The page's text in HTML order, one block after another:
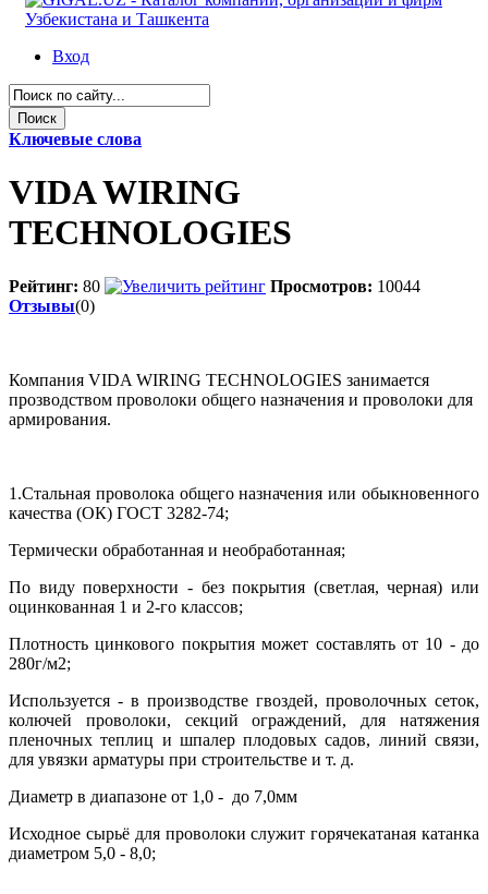
Вход
Ключевые слова
VIDA WIRING
TECHNOLOGIES
Рейтинг: 80 Просмотров: 10044
Отзывы(0)
Компания VIDA WIRING TECHNOLOGIES занимается
прозводством проволоки общего назначения и проволоки для
армирования.
1.Стальная проволока общего назначения или обыкновенного
качества (ОК) ГОСТ 3282-74;
Термически обработанная и необработанная;
По виду поверхности - без покрытия (светлая, черная) или
оцинкованная 1 и 2-го классов;
Плотность цинкового покрытия может составлять от 10 - до
280г/м2;
Используется - в производстве гвоздей, проволочных сеток,
колючей проволоки, секций ограждений, для натяжения
пленочных теплиц и шпалер плодовых садов, линий связи,
для увязки арматуры при строительстве и т. д.
Диаметр в диапазоне от 1,0 - до 7,0мм
Исходное сырьё для проволоки служит горячекатаная катанка
диаметром 5,0 - 8,0;